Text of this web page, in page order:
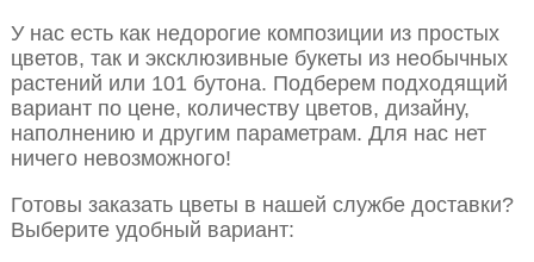
У нас есть как недорогие композиции из простых
цветов, так и эксклюзивные букеты из необычных
растений или 101 бутона. Подберем подходящий
вариант по цене, количеству цветов, дизайну,
наполнению и другим параметрам. Для нас нет
ничего невозможного!
Готовы заказать цветы в нашей службе доставки?
Выберите удобный вариант: